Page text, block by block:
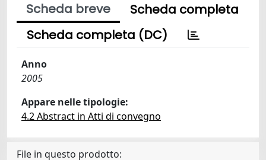
Scheda breve
Scheda completa
Scheda completa (DC)
Anno
2005
Appare nelle tipologie:
4.2 Abstract in Atti di convegno
File in questo prodotto: